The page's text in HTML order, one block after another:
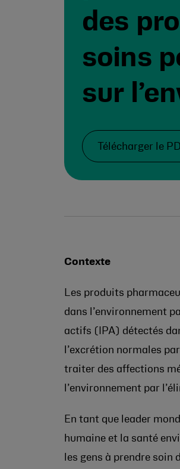
des
soins
sur
Télécharger le
Contexte
Les produits
dans l’environnement
actifs (IPA) détectés
l’excrétion normales
traiter des affections
l’environnement par
En tant que leader
humaine et la santé
les gens à prendre